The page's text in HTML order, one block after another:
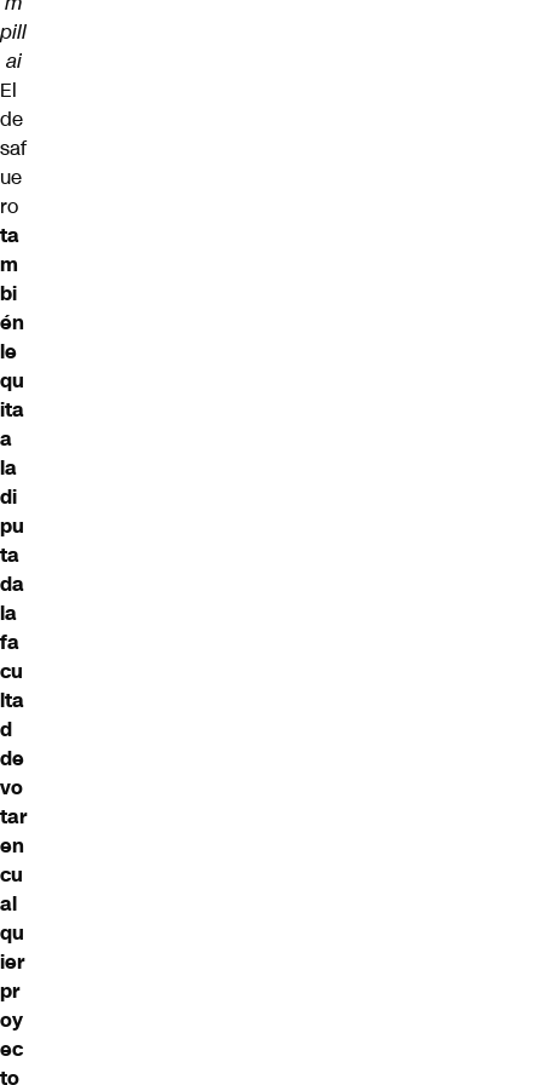
pill
ai
El
de
saf
ue
ro
ta
m
bi
én
le
qu
ita
a
la
di
pu
ta
da
la
fa
cu
lta
d
de
vo
tar
en
cu
al
qu
ier
pr
oy
ec
to